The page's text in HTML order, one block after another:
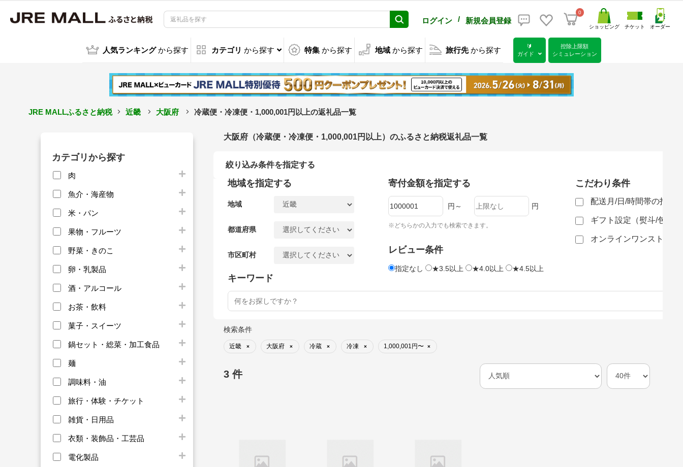
ログイン / 新規会員登録
0
ショッピング チケット オーダー
人気ランキング から探す カテゴリ から探す 特集 から探す 地域 から探す 旅行先 から探す
🔰
ガイド
控除上限額
シミュレーション
JRE MALLふるさと納税 近畿 大阪府 冷蔵便・冷凍便・1,000,001円以上の返礼品一覧
カテゴリから探す
肉
魚介・海産物
米・パン
果物・フルーツ
野菜・きのこ
卵・乳製品
酒・アルコール
お茶・飲料
菓子・スイーツ
鍋セット・総菜・加工食品
麺
調味料・油
旅行・体験・チケット
雑貨・日用品
衣類・装飾品・工芸品
電化製品
大阪府（冷蔵便・冷凍便・1,000,001円以上）のふるさと納税返礼品一覧
絞り込み条件を指定する
地域を指定する
地域
都道府県
市区町村
寄付金額を指定する
円～ 円
※どちらかの入力でも検索できます。
レビュー条件
指定なし ★3.5以上 ★4.0以上 ★4.5以上
こだわり条件
配送月/日/時間帯の指定
ギフト設定（熨斗/包装
オンラインワンストップ
キーワード
検索条件
近畿 × 大阪府 × 冷蔵 × 冷凍 × 1,000,001円〜 ×
3 件